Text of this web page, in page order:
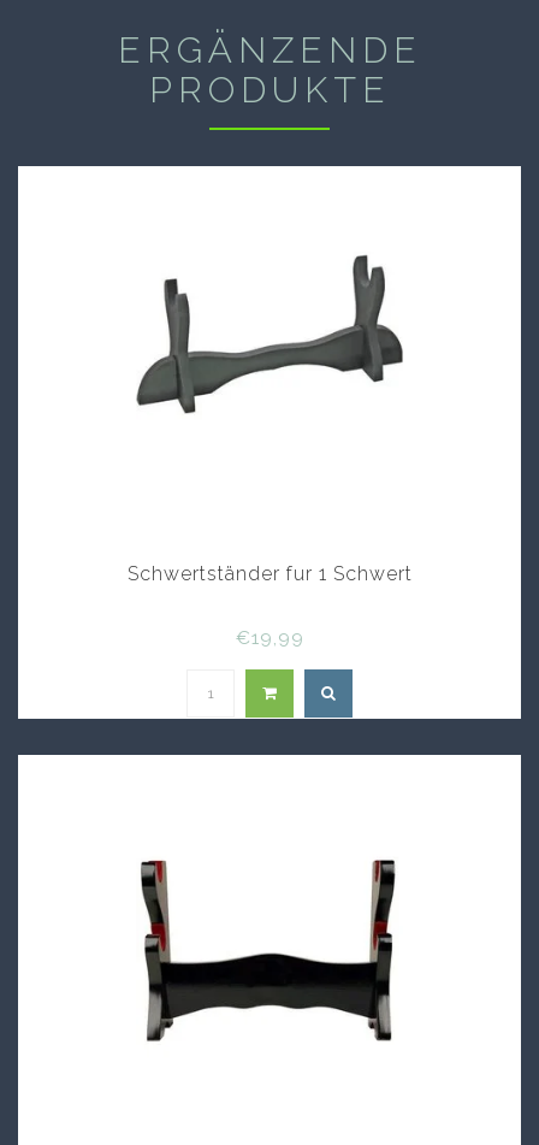
ERGÄNZENDE
PRODUKTE
Schwertständer fur 1 Schwert
€19,99